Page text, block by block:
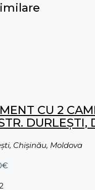
CU 2
DURLEȘTI,
Chișinău, Moldova